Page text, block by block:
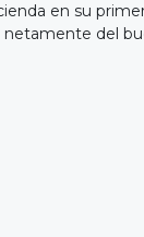
en su
del